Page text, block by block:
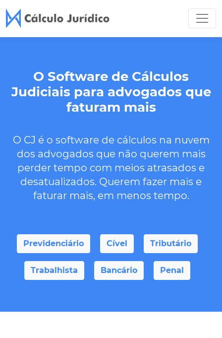
O Software de Cálculos
Judiciais para advogados que
faturam mais
O CJ é o software de cálculos na nuvem
dos advogados que não querem mais
perder tempo com meios atrasados e
desatualizados. Querem fazer mais e
faturar mais, em menos tempo.
Previdenciário Cível Tributário
Trabalhista Bancário Penal